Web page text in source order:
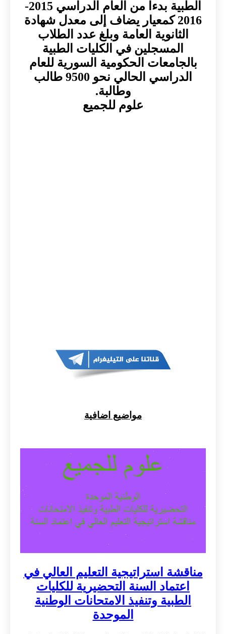
الطبية بدءا من العام الدراسي 2015-
2016 كمعيار يضاف إلى معدل شهادة
الثانوية العامة وبلغ عدد الطلاب
المسجلين في الكليات الطبية
بالجامعات الحكومية السورية للعام
الدراسي الحالي نحو 9500 طالب
وطالبة.
علوم للجميع
مواضيع اضافية
مناقشة استراتيجية التعليم العالي في
اعتماد السنة التحضيرية للكليات
الطبية وتنفيذ الامتحانات الوطنية
الموحدة